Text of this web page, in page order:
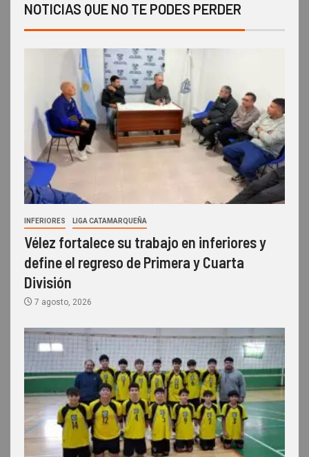
NOTICIAS QUE NO TE PODES PERDER
INFERIORES LIGA CATAMARQUEÑA
Vélez fortalece su trabajo en inferiores y
define el regreso de Primera y Cuarta
División
7 agosto, 2026